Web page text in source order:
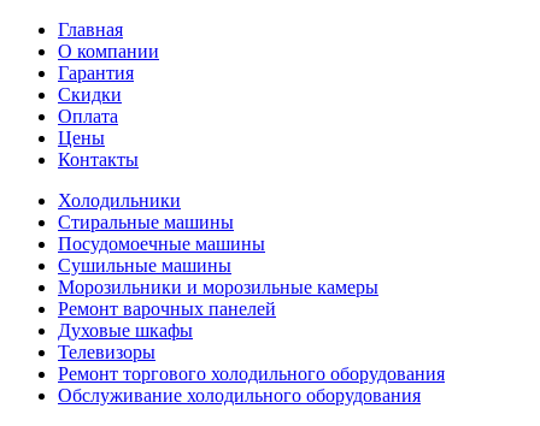
Главная
О компании
Гарантия
Скидки
Оплата
Цены
Контакты
Холодильники
Стиральные машины
Посудомоечные машины
Сушильные машины
Морозильники и морозильные камеры
Ремонт варочных панелей
Духовые шкафы
Телевизоры
Ремонт торгового холодильного оборудования
Обслуживание холодильного оборудования